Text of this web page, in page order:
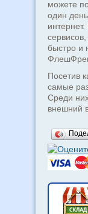
можете
один
быстро и
Посетив
самые
Среди
внешний